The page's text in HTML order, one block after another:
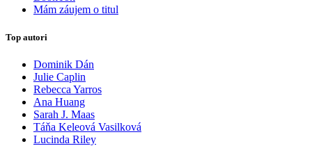
Mám záujem o titul
Top autori
Dominik Dán
Julie Caplin
Rebecca Yarros
Ana Huang
Sarah J. Maas
Táňa Keleová Vasilková
Lucinda Riley